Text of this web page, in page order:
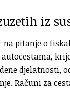
iz
na pitanje o
djelatnosti,
Računi za